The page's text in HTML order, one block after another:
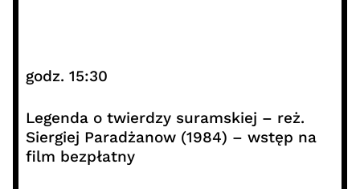
godz. 15:30
Legenda o twierdzy suramskiej – reż.
Siergiej Paradżanow (1984) – wstęp na
film bezpłatny